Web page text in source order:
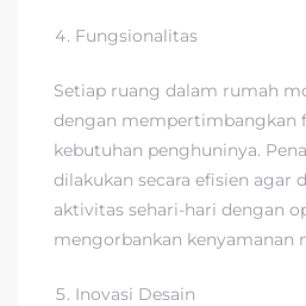
Fungsionalitas
Setiap ruang dalam rumah
dengan mempertimbangkan
kebutuhan penghuninya.
dilakukan secara efisien agar
aktivitas sehari-hari dengan
mengorbankan kenyamanan
Inovasi Desain